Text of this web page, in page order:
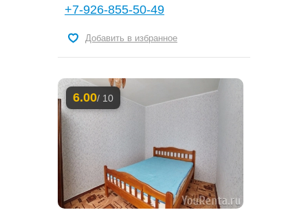
+7-926-855-50-49
Добавить в избранное
6.00/ 10